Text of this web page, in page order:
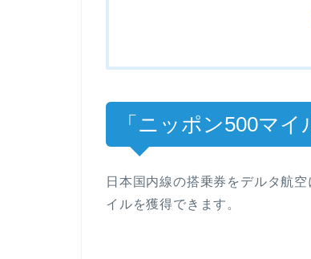
「ニッポン500マ
日本国内線の搭乗券をデルタ航
イルを獲得できます。